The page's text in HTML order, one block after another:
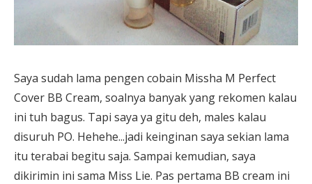
Saya sudah lama pengen cobain Missha M Perfect
Cover BB Cream, soalnya banyak yang rekomen kalau
ini tuh bagus. Tapi saya ya gitu deh, males kalau
disuruh PO. Hehehe...jadi keinginan saya sekian lama
itu terabai begitu saja. Sampai kemudian, saya
dikirimin ini sama Miss Lie. Pas pertama BB cream ini